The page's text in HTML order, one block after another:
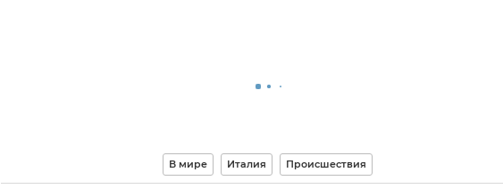
В мире Италия Происшествия